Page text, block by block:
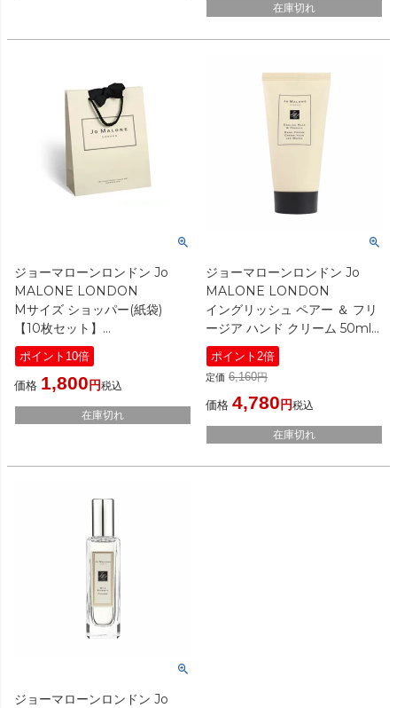
在庫切れ
ジョーマローンロンドン Jo
MALONE LONDON
Mサイズ ショッパー(紙袋)
【10枚セット】
[ ボックス/ショッパー ] 大容量
まとめ買い ブランド ショップ
バッグ
ポイント10倍
価格 1,800 税込
在庫切れ
ジョーマローンロンドン Jo
MALONE LONDON
イングリッシュ ペアー ＆ フリ
ージア ハンド クリーム 50ml
[ ハンドクリーム ]
ポイント2倍
定価 6,160
価格 4,780 税込
在庫切れ
ジョーマローンロンドン Jo